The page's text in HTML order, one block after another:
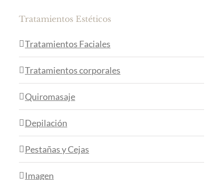
Tratamientos Estéticos
Tratamientos Faciales
Tratamientos corporales
Quiromasaje
Depilación
Pestañas y Cejas
Imagen